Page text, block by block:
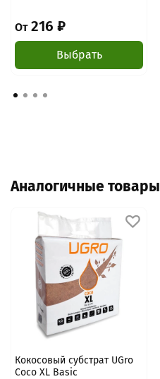
От216 ₽
Выбрать
Аналогичные товары
Кокосовый субстрат UGro
Coco XL Basic